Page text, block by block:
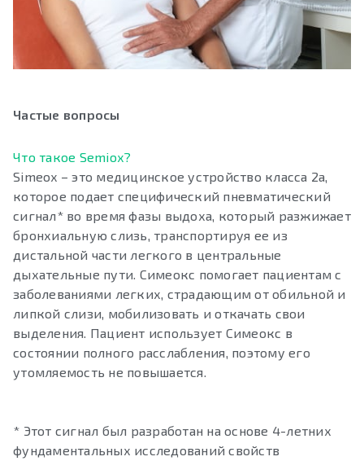
Частые вопросы
Что такое Semiox?
Simeox – это медицинское устройство класса 2a,
которое подает специфический пневматический
сигнал* во время фазы выдоха, который разжижает
бронхиальную слизь, транспортируя ее из
дистальной части легкого в центральные
дыхательные пути. Симеокс помогает пациентам с
заболеваниями легких, страдающим от обильной и
липкой слизи, мобилизовать и откачать свои
выделения. Пациент использует Симеокс в
состоянии полного расслабления, поэтому его
утомляемость не повышается.
* Этот сигнал был разработан на основе 4-летних
фундаментальных исследований свойств